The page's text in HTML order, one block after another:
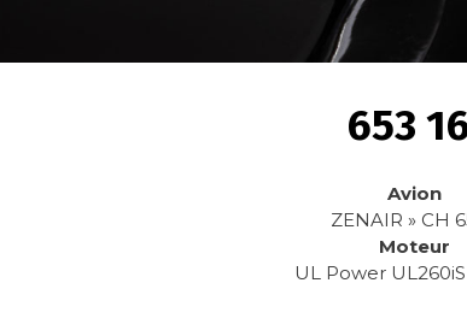
653
Avion
ZENAIR » CH
Moteur
UL Power UL260iS